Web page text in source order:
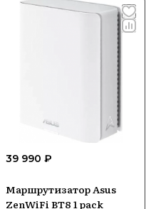
39 990 ₽
Маршрутизатор Asus
ZenWiFi BT8 1 pack